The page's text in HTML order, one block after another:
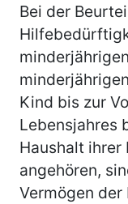
Bei der
Kind bis zur
Lebensjahres
Haushalt ihrer
angehören,
Vermögen der